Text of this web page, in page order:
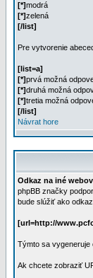
[*]modrá
[*]zelená
[/list]
Pre vytvorenie
[list=a]
[*]prvá možná
[*]druhá možná
[*]tretia možná
[/list]
Návrat hore
Odkaz na iné
phpBB značky
bude slúžiť ako
[url=http://
Týmto sa vygeneruje
Ak chcete zobraziť